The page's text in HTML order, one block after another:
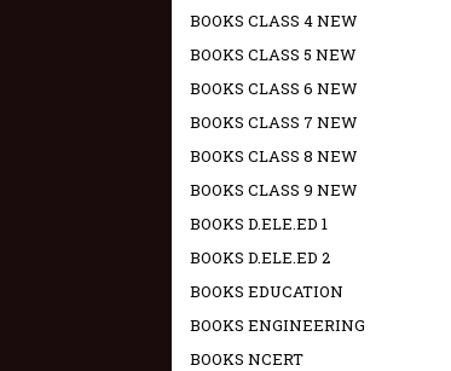
BOOKS CLASS 4 NEW
BOOKS CLASS 5 NEW
BOOKS CLASS 6 NEW
BOOKS CLASS 7 NEW
BOOKS CLASS 8 NEW
BOOKS CLASS 9 NEW
BOOKS D.ELE.ED 1
BOOKS D.ELE.ED 2
BOOKS EDUCATION
BOOKS ENGINEERING
BOOKS NCERT